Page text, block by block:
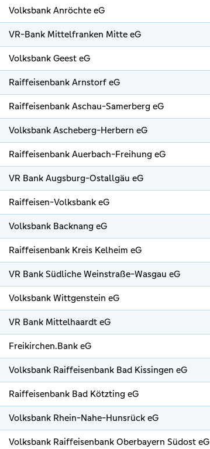
Volksbank Anröchte eG
VR-Bank Mittelfranken Mitte eG
Volksbank Geest eG
Raiffeisenbank Arnstorf eG
Raiffeisenbank Aschau-Samerberg eG
Volksbank Ascheberg-Herbern eG
Raiffeisenbank Auerbach-Freihung eG
VR Bank Augsburg-Ostallgäu eG
Raiffeisen-Volksbank eG
Volksbank Backnang eG
Raiffeisenbank Kreis Kelheim eG
VR Bank Südliche Weinstraße-Wasgau eG
Volksbank Wittgenstein eG
VR Bank Mittelhaardt eG
Freikirchen.Bank eG
Volksbank Raiffeisenbank Bad Kissingen eG
Raiffeisenbank Bad Kötzting eG
Volksbank Rhein-Nahe-Hunsrück eG
Volksbank Raiffeisenbank Oberbayern Südost eG